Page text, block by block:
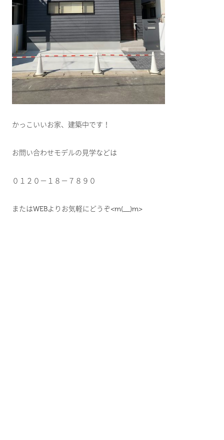
かっこいいお家、建築中です！
お問い合わせモデルの見学などは
０１２０－１８－７８９０
またはWEBよりお気軽にどうぞ<m(__)m>